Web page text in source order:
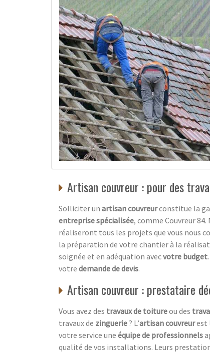
Artisan couvreur : pour des
Solliciter un artisan couvreurconstitue la
entreprise spécialisée, comme Couvreur
réaliseront tous les projets que vous nous
la préparation de votre chantier à la
soignée et en adéquation avecvotre budget
votre demande de devis.
Artisan couvreur : prestataire
Vous avez des travaux de toitureou des
travaux de zinguerie? L’artisan couvreurest
votre service une équipe de professionnels
qualité de vos installations. Leurs